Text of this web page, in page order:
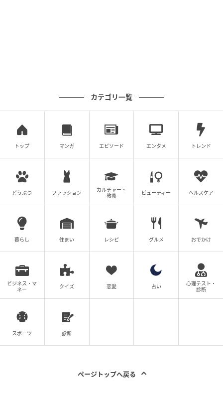
違う。西島はその両方で、表面を一定に保ったまま内
側だけを揺らし続ける芸を成立させてきた。媒体を変
えても、据えられる主役の線は同じなのだ。
また内側だけが軋む男を任される
2026年8月28日公開の映画『時には懺悔を』。中島哲
也の新作で、西島は主演を引き受ける。家族との不和
を抱えながら生きる男である。中島哲也との初タッグ
だ。
主役の輪郭を彫った黒沢清。2002年と2023年に運命
に縛られる男を任せた北野武。2021年に世界の批評筋
まで主役を運んだ濱口竜介。そしてここに、中島哲也
が新たに重心を据えにくる。日本の作家性監督の代表
声で押し出さず、身振りで盛らず、内側だけが軋む男
カテゴリ一覧
トップ マンガ エピソード エンタメ トレンド
どうぶつ ファッション
カルチャー・
教養
ビューティー ヘルスケア
暮らし 住まい レシピ グルメ おでかけ
ビジネス・マ
ネー
クイズ 恋愛 占い
心理テスト・
診断
スポーツ 診断
ページトップへ戻る